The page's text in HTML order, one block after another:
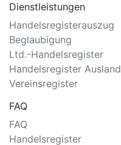
Dienstleistungen
Handelsregisterauszug
Beglaubigung
Ltd.-Handelsregister
Handelsregister Ausland
Vereinsregister
FAQ
FAQ
Handelsregister